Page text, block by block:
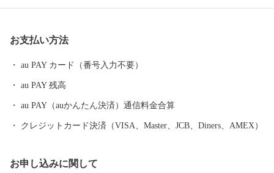
の墓地が残っており、その他にも坂本龍馬や東津野出身の吉村虎
太郎たちが脱藩するために通った道が、昔の趣を残したまま維新
お支払い方法
au PAY カード（番号入力不要）
au PAY 残高
au PAY（auかんたん決済）通信料金合算
クレジットカード決済（VISA、Master、JCB、Diners、AMEX）
お申し込みに関して